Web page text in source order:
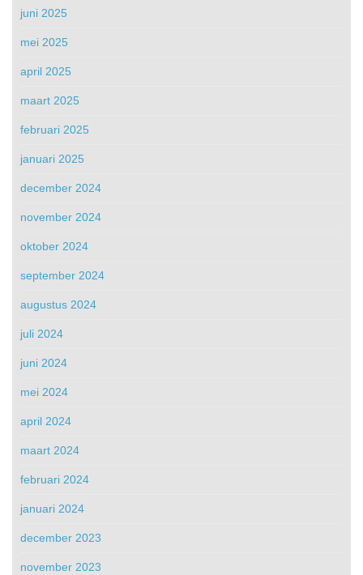
juni 2025
mei 2025
april 2025
maart 2025
februari 2025
januari 2025
december 2024
november 2024
oktober 2024
september 2024
augustus 2024
juli 2024
juni 2024
mei 2024
april 2024
maart 2024
februari 2024
januari 2024
december 2023
november 2023